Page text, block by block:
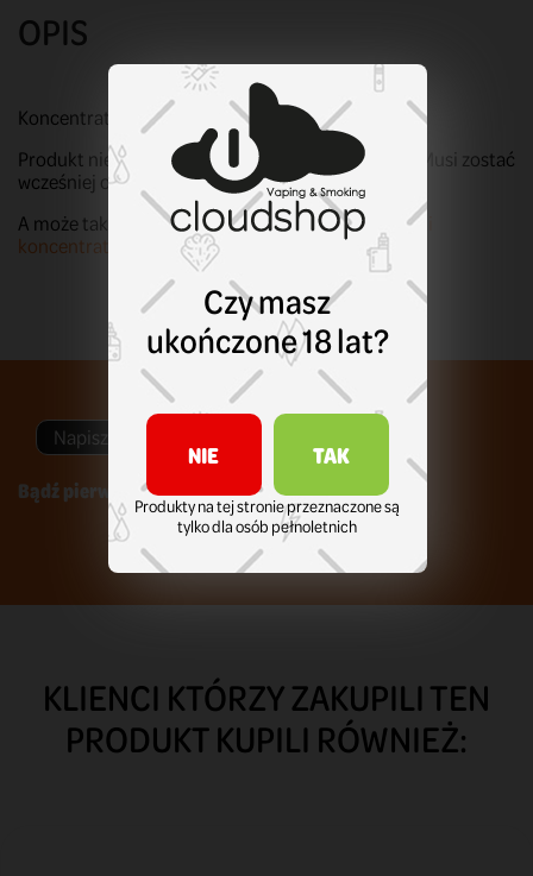
OPIS
Koncentrat 6 ml w butelce 10 ml.
Produkt nie nadaje się do bezpośredniego użycia! Musi zostać
wcześniej odpowiednio przygotowany i zmieszany.
A może tak.. inny smak?Zerknij na pozostałe smaki
koncentratów Izi Pizi!
Napisz swoją opinię
Bądź pierwszym który napisze recenzję !
KLIENCI KTÓRZY ZAKUPILI TEN
PRODUKT KUPILI RÓWNIEŻ:
Czy masz
ukończone 18 lat?
NIE TAK
Produkty na tej stronie przeznaczone są
tylko dla osób pełnoletnich